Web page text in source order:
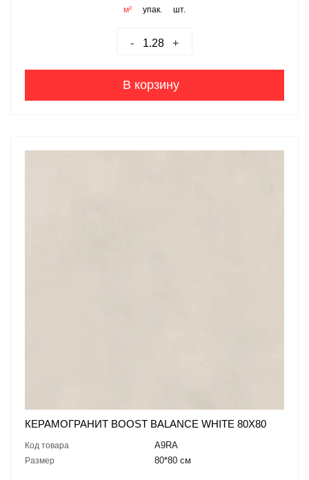
м² упак. шт.
- +
В корзину
КЕРАМОГРАНИТ BOOST BALANCE WHITE 80X80
Код товара A9RA
Размер 80*80 см